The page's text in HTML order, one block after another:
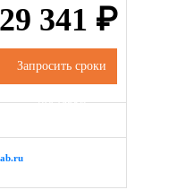
341 ₽
Запросить сроки
поставки